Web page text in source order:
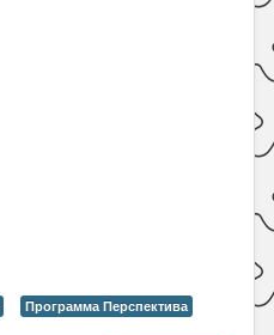
Программа Перспектива